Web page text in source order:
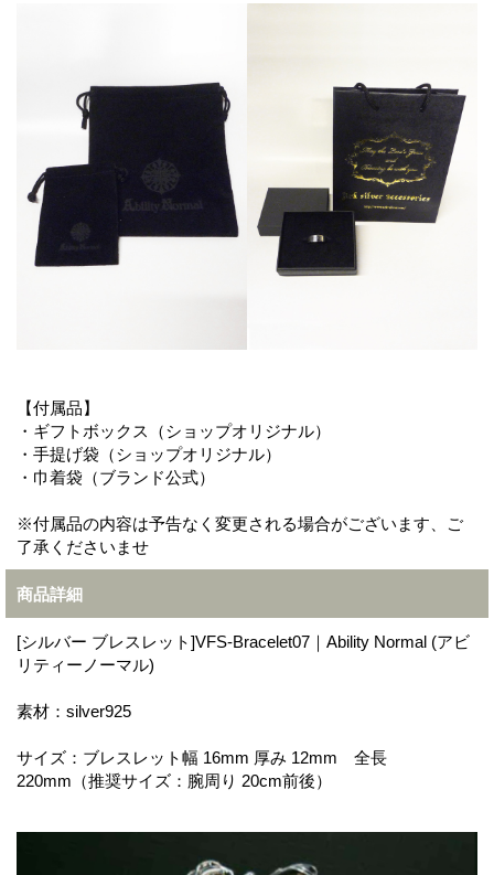
【付属品】
・ギフトボックス（ショップオリジナル）
・手提げ袋（ショップオリジナル）
・巾着袋（ブランド公式）
※付属品の内容は予告なく変更される場合がございます、ご
了承くださいませ
商品詳細
[シルバー ブレスレット]VFS-Bracelet07｜Ability Normal (アビ
リティーノーマル)
素材：silver925
サイズ：ブレスレット幅 16mm 厚み 12mm 全長
220mm（推奨サイズ：腕周り 20cm前後）